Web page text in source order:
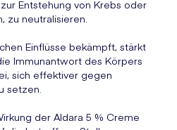
Entstehung von Krebs oder
zu neutralisieren.
Einflüsse bekämpft, stärkt
Immunantwort des Körpers
sich effektiver gegen
setzen.
der Aldara 5 % Creme